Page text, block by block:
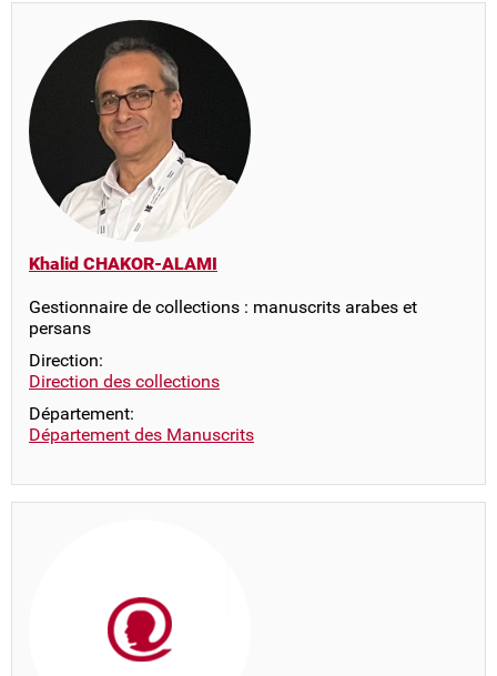
Khalid CHAKOR-ALAMI
Gestionnaire de collections : manuscrits arabes et
persans
Direction:
Direction des collections
Département:
Département des Manuscrits